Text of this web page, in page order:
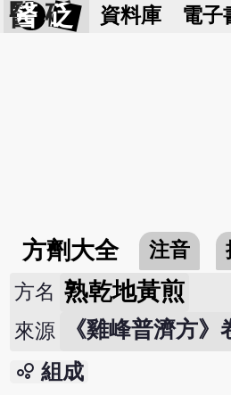
醫 砭 資料庫 電子
方劑大全 注音
方名 熟乾地黃煎
來源 《雞峰普濟方》
bubble_chart 組成